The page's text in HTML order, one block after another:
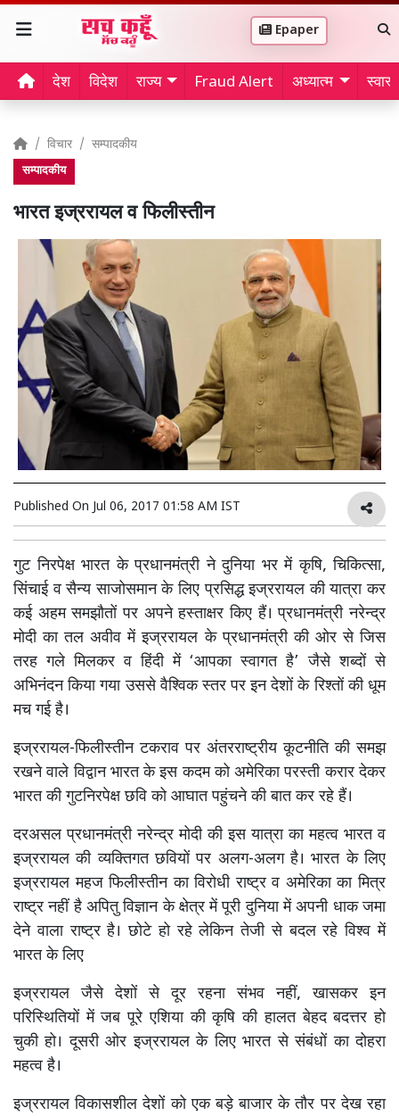
Epaper
देश विदेश राज्य Fraud Alert अध्यात्म
विचार सम्पादकीय
सम्पादकीय
भारत इज्ररायल व फिलीस्तीन
Published On Jul 06, 2017 01:58 AM IST
गुट निरपेक्ष भारत के प्रधानमंत्री ने दुनिया भर में कृषि, चिकित्सा,
सिंचाई व सैन्य साजोसमान के लिए प्रसिद्ध इज्ररायल की यात्रा कर
कई अहम समझौतों पर अपने हस्ताक्षर किए हैं। प्रधानमंत्री नरेन्द्र
मोदी का तल अवीव में इज्ररायल के प्रधानमंत्री की ओर से जिस
तरह गले मिलकर व हिंदी में ‘आपका स्वागत है’ जैसे शब्दों से
अभिनंदन किया गया उससे वैश्विक स्तर पर इन देशों के रिश्तों की धूम
मच गई है।
इज्ररायल-फिलीस्तीन टकराव पर अंतरराष्ट्रीय कूटनीति की समझ
रखने वाले विद्वान भारत के इस कदम को अमेरिका परस्ती करार देकर
भारत की गुटनिरपेक्ष छवि को आघात पहुंचने की बात कर रहे हैं।
दरअसल प्रधानमंत्री नरेन्द्र मोदी की इस यात्रा का महत्व भारत व
इज्ररायल की व्यक्तिगत छवियों पर अलग-अलग है। भारत के लिए
इज्ररायल महज फिलीस्तीन का विरोधी राष्ट्र व अमेरिका का मित्र
राष्ट्र नहीं है अपितु विज्ञान के क्षेत्र में पूरी दुनिया में अपनी धाक जमा
देने वाला राष्ट्र है। छोटे हो रहे लेकिन तेजी से बदल रहे विश्व में
भारत के लिए
इज्ररायल जैसे देशों से दूर रहना संभव नहीं, खासकर इन
परिस्थितियों में जब पूरे एशिया की कृषि की हालत बेहद बदत्तर हो
चुकी हो। दूसरी ओर इज्ररायल के लिए भारत से संबंधों का दोहरा
महत्व है।
इज्ररायल विकासशील देशों को एक बड़े बाजार के तौर पर देख रहा